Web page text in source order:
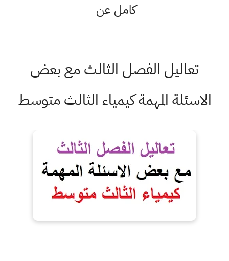
كامل عن
تعاليل الفصل الثالث مع بعض
الاسئلة المهمة كيمياء الثالث متوسط